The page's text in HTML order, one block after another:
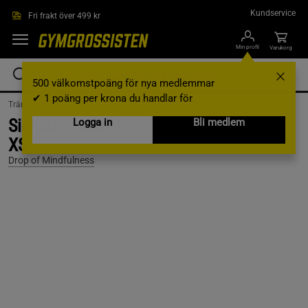
Fri frakt över 499 kr Kundservice
Min profil
500 välkomstpoäng för nya medlemmar
✔ 1 poäng per krona du handlar för
Logga in
Bli medlem
Varukorg
Träningskläder / Träningskläder Dam /Träningstights
Signature Seamless Tights Agave Green,
XS
Drop of Mindfulness